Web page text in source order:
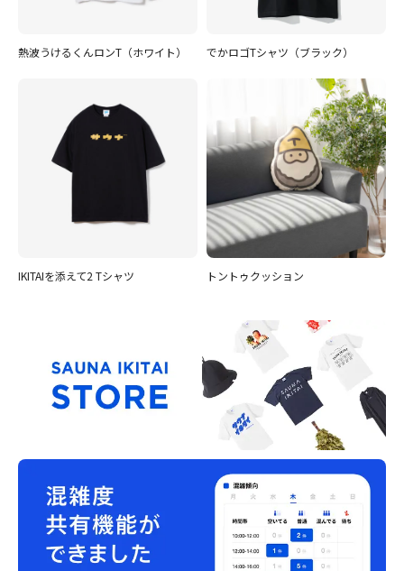
熱波うけるくんロンT（ホワイト） でかロゴTシャツ（ブラック）
IKITAIを添えて2 Tシャツ トントゥクッション